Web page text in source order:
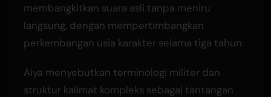
membangkitkan suara asli tanpa meniru
langsung, dengan mempertimbangkan
perkembangan usia karakter selama tiga tahun.
Aiya menyebutkan terminologi militer dan
struktur kalimat kompleks sebagai tantangan